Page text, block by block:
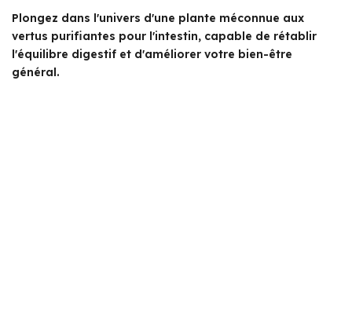
Plongez dans l'univers d'une plante méconnue aux
vertus purifiantes pour l'intestin, capable de rétablir
l'équilibre digestif et d'améliorer votre bien-être
général.